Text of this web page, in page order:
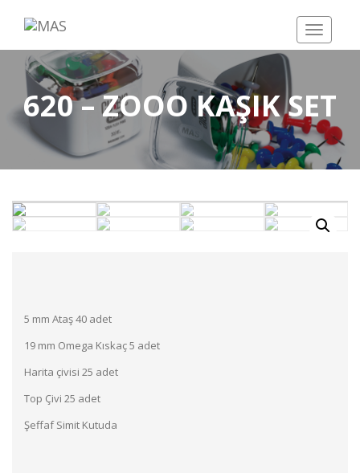
Toggle
620 – ZOOO KAŞIK SET
5 mm Ataş 40 adet
19 mm Omega Kıskaç 5 adet
Harita çivisi 25 adet
Top Çivi 25 adet
Şeffaf Simit Kutuda